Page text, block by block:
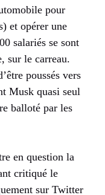
pour
et opérer une
salariés se sont
sur le carreau.
poussés vers
Musk quasi seul
balloté par les
en question la
critiqué le
sur Twitter